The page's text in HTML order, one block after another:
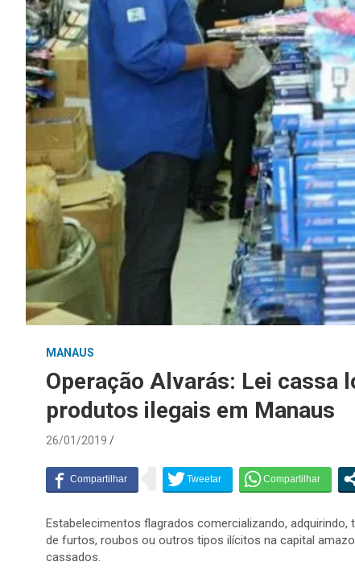
MANAUS
Operação Alvarás: Lei cassa
produtos ilegais em Manaus
26/01/2019
Estabelecimentos flagrados comercializando,
de furtos, roubos ou outros tipos ilícitos na capital
cassados.